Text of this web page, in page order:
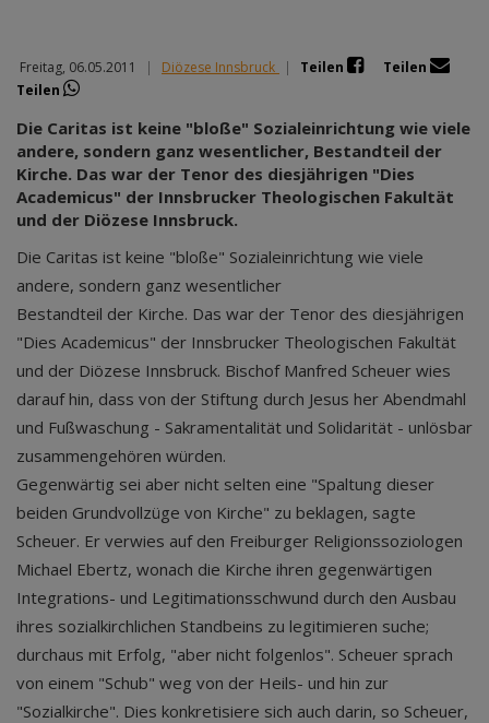
Freitag, 06.05.2011 | Diözese Innsbruck | Teilen
Teilen
Teilen
Die Caritas ist keine "bloße" Sozialeinrichtung wie viele
andere, sondern ganz wesentlicher, Bestandteil der
Kirche. Das war der Tenor des diesjährigen "Dies
Academicus" der Innsbrucker Theologischen Fakultät
und der Diözese Innsbruck.
Die Caritas ist keine "bloße" Sozialeinrichtung wie viele
andere, sondern ganz wesentlicher
Bestandteil der Kirche. Das war der Tenor des diesjährigen
"Dies Academicus" der Innsbrucker Theologischen Fakultät
und der Diözese Innsbruck. Bischof Manfred Scheuer wies
darauf hin, dass von der Stiftung durch Jesus her Abendmahl
und Fußwaschung - Sakramentalität und Solidarität - unlösbar
zusammengehören würden.
Gegenwärtig sei aber nicht selten eine "Spaltung dieser
beiden Grundvollzüge von Kirche" zu beklagen, sagte
Scheuer. Er verwies auf den Freiburger Religionssoziologen
Michael Ebertz, wonach die Kirche ihren gegenwärtigen
Integrations- und Legitimationsschwund durch den Ausbau
ihres sozialkirchlichen Standbeins zu legitimieren suche;
durchaus mit Erfolg, "aber nicht folgenlos". Scheuer sprach
von einem "Schub" weg von der Heils- und hin zur
"Sozialkirche". Dies konkretisiere sich auch darin, so Scheuer,